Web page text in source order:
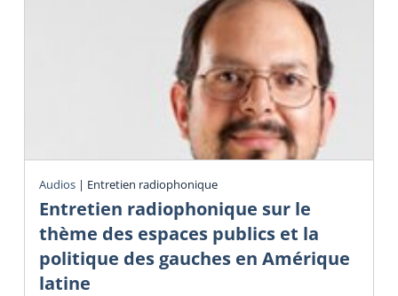
Audios | Entretien radiophonique
Entretien radiophonique sur le
thème des espaces publics et la
politique des gauches en Amérique
latine